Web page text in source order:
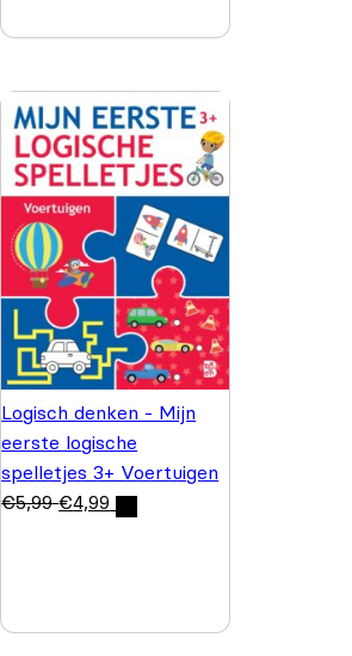
Logisch denken - Mijn
eerste logische
spelletjes 3+ Voertuigen
€5,99 €4,99